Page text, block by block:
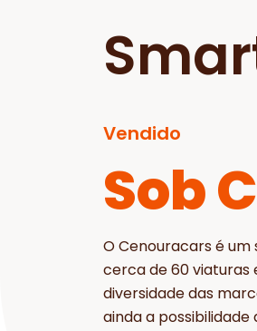
Vendido
Sob
O Cenouracars é
cerca de 60
diversidade das
ainda a